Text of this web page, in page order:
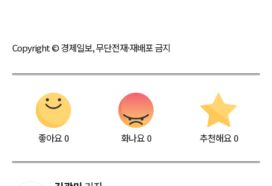
Copyright © 경제일보, 무단전재·재배포 금지
좋아요0 화나요0 추천해요 0